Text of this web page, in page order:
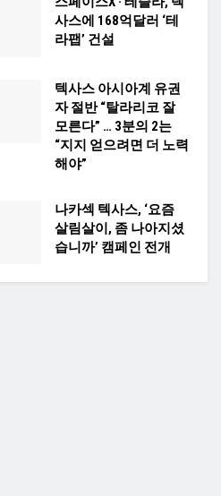
사스에 168억달러 ‘테
라팹’ 건설
텍사스 아시아계 유권
자 절반 “탈라리코 잘
모른다” … 3분의 2는
“지지 얻으려면 더 노력
해야”
나카섹 텍사스, ‘요즘
살림살이, 좀 나아지셨
습니까’ 캠페인 전개